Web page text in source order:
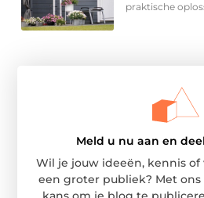
praktische
Meld u nu aan en
Wil je jouw ideeën, kennis
een groter publiek? Met